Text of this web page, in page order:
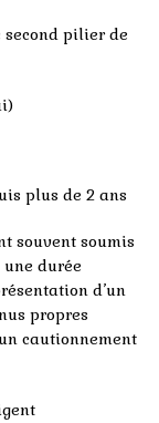
second pilier de
plus de 2 ans
souvent soumis
durée
d’un
propres
cautionnement